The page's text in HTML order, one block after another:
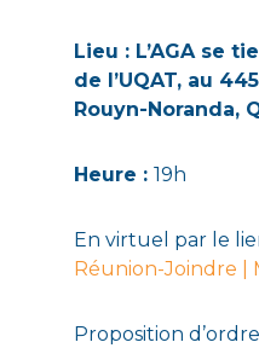
Lieu : L’AGA se
de l’UQAT, au
Rouyn-Noranda,
Heure : 19h
En virtuel par le
Réunion-Joindre |
Proposition